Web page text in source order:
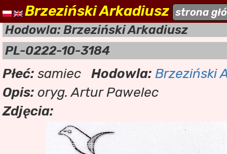
naszehodowle.pl
Brzeziński Arkadiusz strona
Hodowla: Brzeziński Arkadiusz
PL-0222-10-3184
Płeć: samiec Hodowla: Brzeziński
Opis: oryg. Artur Pawelec
Zdjęcia: